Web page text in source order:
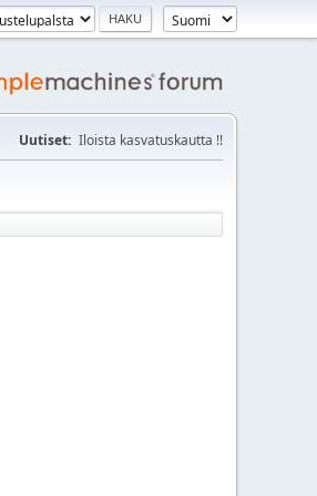
Uutiset: Iloista kasvatuskautta !!